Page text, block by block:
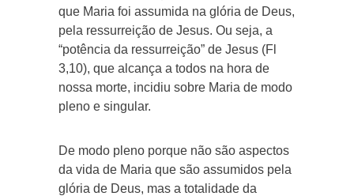
que Maria foi assumida na glória de Deus,
pela ressurreição de Jesus. Ou seja, a
“potência da ressurreição” de Jesus (Fl
3,10), que alcança a todos na hora de
nossa morte, incidiu sobre Maria de modo
pleno e singular.
De modo pleno porque não são aspectos
da vida de Maria que são assumidos pela
glória de Deus, mas a totalidade da